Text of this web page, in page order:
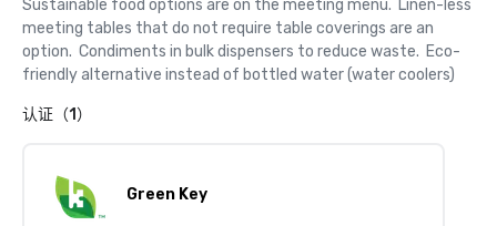
Sustainable food options are on the meeting menu.  Linen-less
meeting tables that do not require table coverings are an
option.  Condiments in bulk dispensers to reduce waste.  Eco-
friendly alternative instead of bottled water (water coolers)
认证（1）
Green Key